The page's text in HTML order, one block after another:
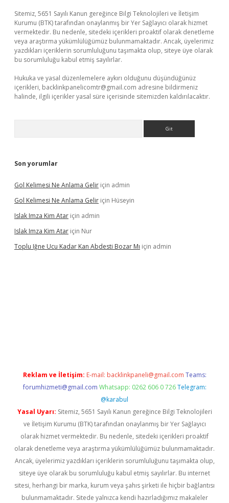
Sitemiz, 5651 Sayılı Kanun gereğince Bilgi Teknolojileri ve İletişim
Kurumu (BTK) tarafından onaylanmış bir Yer Sağlayıcı olarak hizmet
vermektedir. Bu nedenle, sitedeki içerikleri proaktif olarak denetleme
veya araştırma yükümlülüğümüz bulunmamaktadır. Ancak, üyelerimiz
yazdıkları içeriklerin sorumluluğunu taşımakta olup, siteye üye olarak
bu sorumluluğu kabul etmiş sayılırlar.
Hukuka ve yasal düzenlemelere aykırı olduğunu düşündüğünüz
içerikleri, backlinkpanelicomtr@gmail.com adresine bildirmeniz
halinde, ilgili içerikler yasal süre içerisinde sitemizden kaldırılacaktır.
Son yorumlar
Gol Kelimesi Ne Anlama Gelir için admin
Gol Kelimesi Ne Anlama Gelir için Hüseyin
Islak Imza Kim Atar için admin
Islak Imza Kim Atar için Nur
Toplu Iğne Ucu Kadar Kan Abdesti Bozar Mı için admin
Reklam ve İletişim: E-mail: backlinkpaneli@gmail.com Teams:
forumhizmeti@gmail.com Whatsapp: 0262 606 0 726 Telegram:
@karabul
Yasal Uyarı: Sitemiz, 5651 Sayılı Kanun gereğince Bilgi Teknolojileri
ve İletişim Kurumu (BTK) tarafından onaylanmış bir Yer Sağlayıcı
olarak hizmet vermektedir. Bu nedenle, sitedeki içerikleri proaktif
olarak denetleme veya araştırma yükümlülüğümüz bulunmamaktadır.
Ancak, üyelerimiz yazdıkları içeriklerin sorumluluğunu taşımakta olup,
siteye üye olarak bu sorumluluğu kabul etmiş sayılırlar. Bu internet
sitesi, herhangi bir marka, kurum veya şahıs şirketi ile hiçbir bağlantısı
bulunmamaktadır. Sitede yalnızca kendi hazırladığımız makaleler